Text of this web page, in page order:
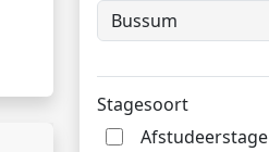
Stagesoort
Afstudeerstage